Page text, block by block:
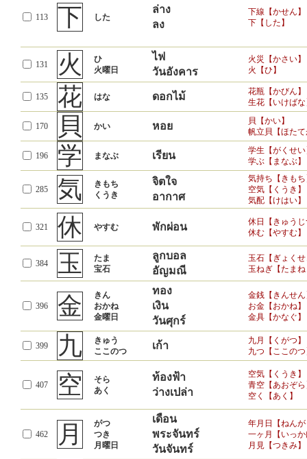
113 下 した
ล่าง
ลง
下線【かせん】
下【した】
131 火
ひ
火曜日
ไฟ
วันอังคาร
火災【かさい】
火【ひ】
135 花 はな ดอกไม้
花瓶【かびん】
生花【いけば
170 貝 かい หอย
貝【かい】
帆立貝【ほた
196 学 まなぶ เรียน
学生【がくせ
学ぶ【まなぶ】
285 気
きもち
くうき
จิตใจ
อากาศ
気持ち【きも
空気【くうき】
気配【けはい】
321 休 やすむ พักผ่อน
休日【きゅう
休む【やすむ】
384 玉
たま
宝石
ลูกบอล
อัญมณี
玉石【ぎょく
玉ねぎ【たま
396 金
きん
おかね
金曜日
ทอง
เงิน
วันศุกร์
金銭【きんせ
お金【おかね】
金具【かなぐ】
399 九
きゅう
ここのつ
เก้า
九月【くがつ】
九つ【ここの
407 空
そら
あく
ท้องฟ้า
ว่างเปล่า
空気【くうき】
青空【あおぞ
空く【あく】
462 月
がつ
つき
月曜日
เดือน
พระจันทร์
วันจันทร์
年月日【ねん
一ヶ月【いっ
月見【つきみ】
竹 たけ ต้นไผ่, ไม้ไผ่
竹輪【ちくわ】
竹【たけ】
中
中国
กลาง, ข้างใน
(ประเทศ) จีน
中【なか】
虫 แมลง
殺虫剤【さっ
虫【むし】
町
町村【ちょう
町【まち】
1342 天
てんごく
ท้องฟ้า
สวรรค์
天国【てんご
天の川【あま
田 たんぼ ทุ่งนา
田園【でんえ
田んぼ【たん
土
つち
土曜日
ดิน
วันเสาร์
土地【とち】
土壌【どじょ
土【つち】
二
に
ふたつ
สอง
二月【にがつ】
二つ【ふたつ】
日
ひにち
ひ
日曜日
にほん
วัน-อาทิตย์
พระอาทิตย์
(ประเทศ) ญี่ปุ่น
初日【しょに
祝日【しゅく
日付【ひづけ】
日本【にほん
1438 入
いれる
เข้า
ใส่เข้า
入学【にゅう
入る【はいる
入れる【いれ
年
ねん
新年【しんね
年上【としう
白
白鳥【はくち
八
はち
やつ
แปด
八月【はちが
八つ【やっつ】